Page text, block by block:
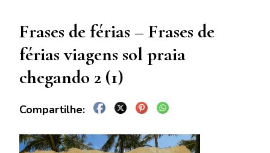
Frases de férias – Frases de
férias viagens sol praia
chegando 2 (1)